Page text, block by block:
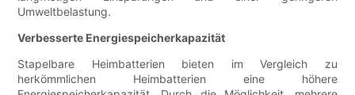
Umweltbelastung.
Verbesserte Energiespeicherkapazität
Stapelbare Heimbatterien bieten im Vergleich zu
herkömmlichen Heimbatterien eine höhere